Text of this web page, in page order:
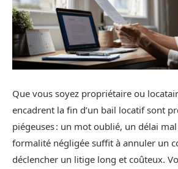
Que vous soyez propriétaire ou
encadrent la fin d’un bail locatif sont
piégeuses : un mot oublié, un délai
formalité négligée suffit à annuler un
déclencher un litige long et coûteux.